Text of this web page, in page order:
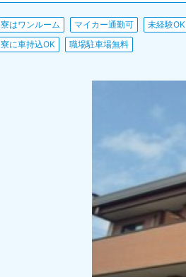
寮はワンルーム マイカー通勤可 未経験OK
寮に車持込OK
職場駐車場無料